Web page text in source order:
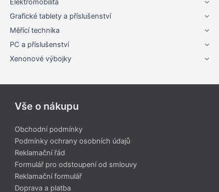
Elektromobilita
Grafické tablety a příslušenství
Měřící technika
PC a příslušenství
Xenonové výbojky
Vše o nákupu
Obchodní podmínky
Podmínky ochrany osobních údajů
Reklamační řád
Formulář pro odstoupení od smlouvy
Reklamační formulář
Doprava a platba